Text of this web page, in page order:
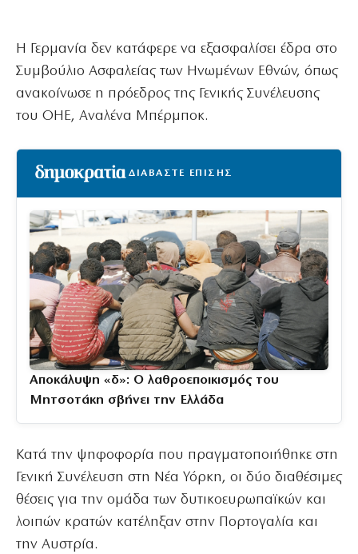
Η Γερμανία δεν κατάφερε να εξασφαλίσει έδρα στο
Συμβούλιο Ασφαλείας των Ηνωμένων Εθνών, όπως
ανακοίνωσε η πρόεδρος της Γενικής Συνέλευσης
του ΟΗΕ, Αναλένα Μπέρμποκ.
ΔΙΑΒΑΣΤΕ ΕΠΙΣΗΣ
Αποκάλυψη «δ»: Ο λαθροεποικισμός του
Μητσοτάκη σβήνει την Ελλάδα
Κατά την ψηφοφορία που πραγματοποιήθηκε στη
Γενική Συνέλευση στη Νέα Υόρκη, οι δύο διαθέσιμες
θέσεις για την ομάδα των δυτικοευρωπαϊκών και
λοιπών κρατών κατέληξαν στην Πορτογαλία και
την Αυστρία.